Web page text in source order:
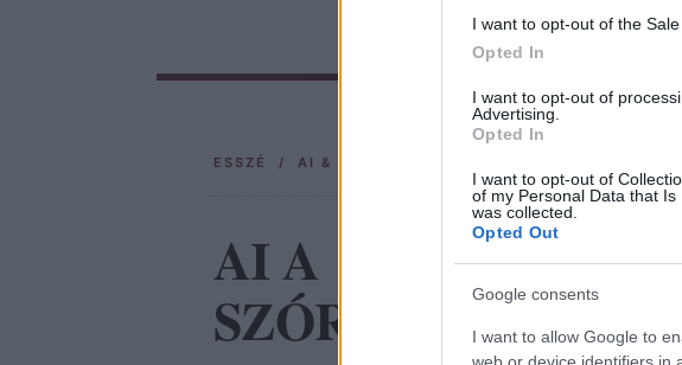
I want to opt-out of the
Opted In
I want to opt-out of
Advertising.
Opted In
I want to opt-out of
of my Personal Data that
was collected.
Opted Out
Google consents
I want to allow Google to
web or device identifiers in
ESSZÉ / AI & E-MAIL MARKETING
AI A